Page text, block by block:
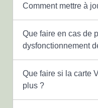
Comment mettre à
Que faire en cas de
dysfonctionnement
Que faire si la carte
plus ?